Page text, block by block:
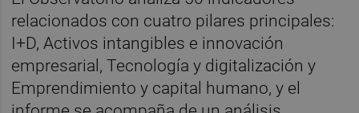
relacionados con cuatro pilares principales:
I+D, Activos intangibles e innovación
empresarial, Tecnología y digitalización y
Emprendimiento y capital humano, y el